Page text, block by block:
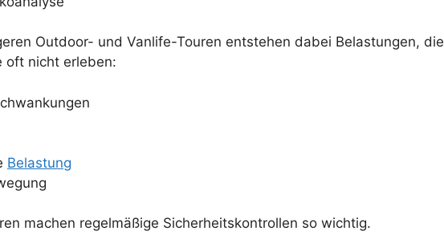
Outdoor- und Vanlife-Touren entstehen dabei Belastungen, die
oft nicht erleben:
Belastung
machen regelmäßige Sicherheitskontrollen so wichtig.